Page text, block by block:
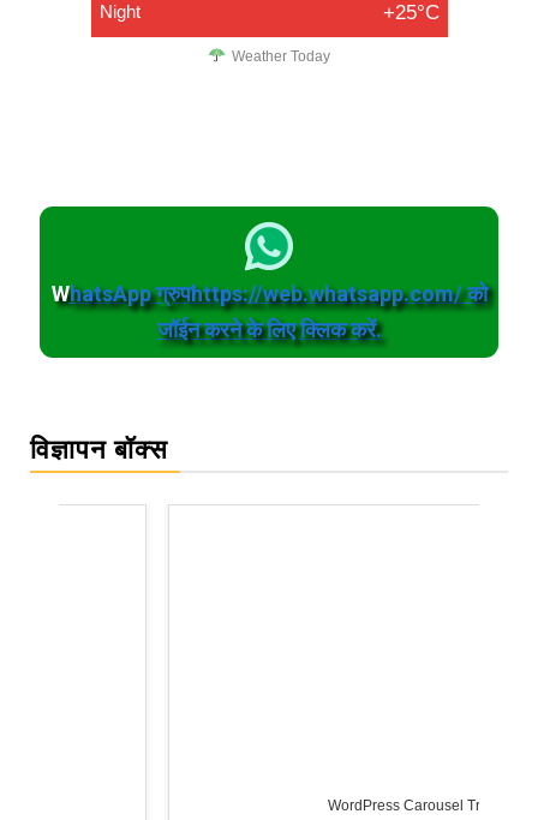
Night +25°C
Weather Today
WhatsApp ग्रुपhttps://web.whatsapp.com/ को
जॉईन करने के लिए क्लिक करें.
विज्ञापन बॉक्स
WordPress Carousel Trial Version